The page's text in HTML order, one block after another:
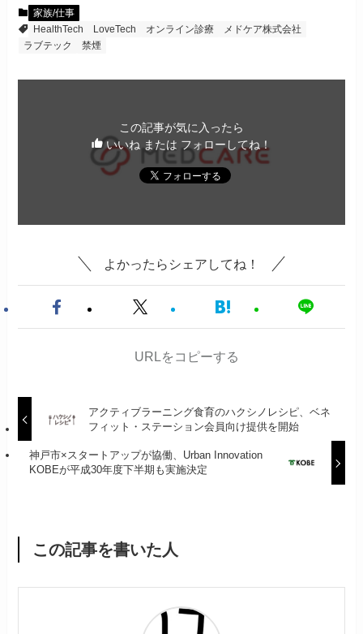
家族/仕事
HealthTech
LoveTech オンライン診療
メドケア株式会社
ラブテック
禁煙
この記事が気に入ったら
いいね または フォローしてね！
よかったらシェアしてね！
URLをコピーする
アクティブラーニング食育のハクシノレシピ、ベネ
フィット・ステーション会員向け提供を開始
神戸市×スタートアップが協働、Urban Innovation
KOBEが平成30年度下半期も実施決定
この記事を書いた人